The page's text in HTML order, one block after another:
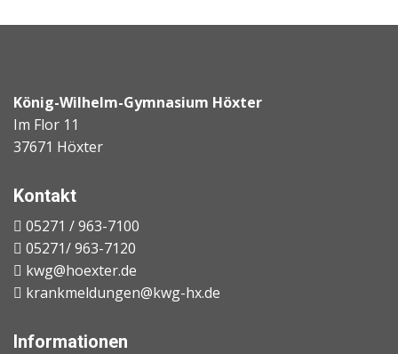
König-Wilhelm-Gymnasium Höxter
Im Flor 11
37671 Höxter
Kontakt
05271 / 963-7100
05271/ 963-7120
kwg@hoexter.de
krankmeldungen@kwg-hx.de
Informationen